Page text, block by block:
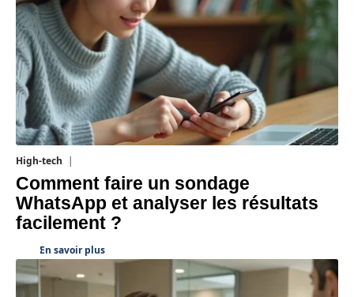
High-tech
Comment faire un sondage
WhatsApp et analyser les résultats
facilement ?
En savoir plus